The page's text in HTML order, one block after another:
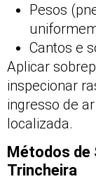
Pesos
Cantos e
Aplicar
inspecionar
ingresso de
localizada.
Métodos de
Trincheira